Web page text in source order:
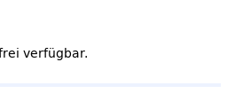
verfügbar.